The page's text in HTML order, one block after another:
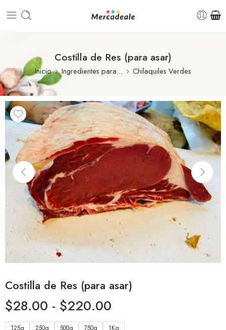
Costilla de Res (para asar)
Inicio Ingredientes para... Chilaquiles Verdes
Costilla de Res (para asar)
$28.00 - $220.00
125g 250g 500g 750g 1Kg